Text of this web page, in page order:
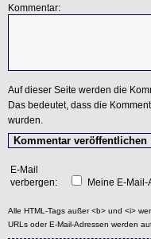
Kommentar:
Auf dieser Seite werden die
Das bedeutet, dass die
wurden.
E-Mail
verbergen:
Meine E-
Alle HTML-Tags außer <b> und <i>
URLs oder E-Mail-Adressen werden